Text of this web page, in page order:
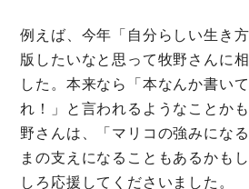
例えば、今年「自分らしい生き
版したいなと思って牧野さんに
した。本来なら「本なんか書い
れ！」と言われるようなことか
野さんは、「マリコの強みにな
まの支えになることもあるかも
しろ応援してくださいました。